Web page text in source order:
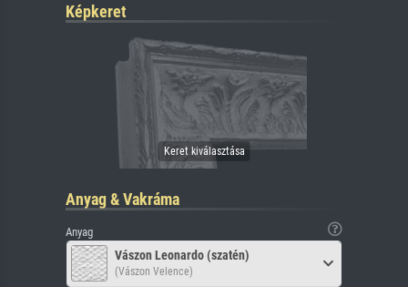
Képkeret
Anyag & Vakráma
Anyag
Vászon Leonardo (szatén)
(Vászon Velence)